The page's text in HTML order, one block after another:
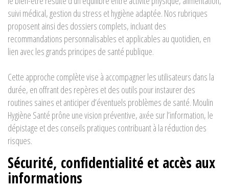
suivi médical, gestion du stress et hygiène adaptée. Nos rubriques
proposent ainsi des dossiers complets, incluant des
recommandations personnalisables et applicables au quotidien, en
lien avec les grands principes de santé publique.
Cette approche complète vise à accompagner les utilisateurs dans la
durée, en offrant des repères et des outils pour instaurer des
routines saines et anticiper d’éventuels problèmes de santé. Moulin
Hygiène Santé prône une vision préventive, axée sur l’information, le
dépistage et des conseils pratiques contribuant à la réduction des
risques.
Sécurité, confidentialité et accès aux
informations